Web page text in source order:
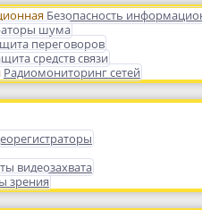
Безопасность
шума
переговоров
средств связи
Радиомониторинг сетей
видеозахвата
зрения